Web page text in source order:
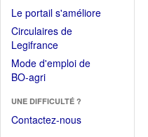
Le portail s'améliore(Fichier
Circulaires de
Legifrance(Ouvrir
dans
une
fenêtre)
Mode d'emploi de
BO-agri(Ouvrir
une
nouvelle
UNE DIFFICULTÉ ?
Contactez-nous